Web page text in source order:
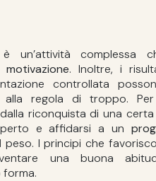
un’attività complessa
motivazione. Inoltre, i
controllata
alla regola di troppo.
riconquista di una
e affidarsi a un
peso. I principi che
una buona
forma.